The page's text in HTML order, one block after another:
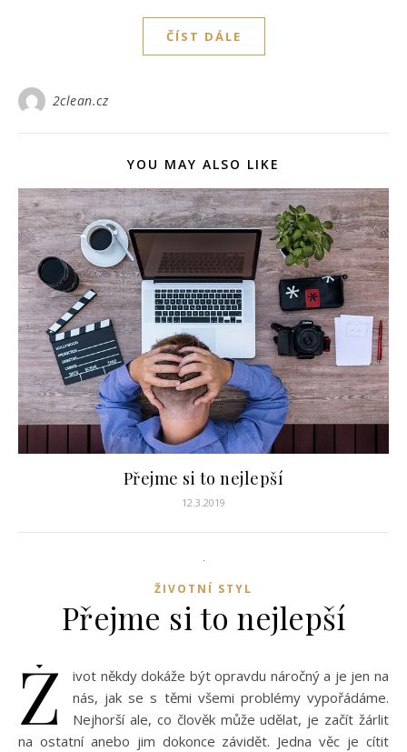
ČÍST DÁLE
2clean.cz
YOU MAY ALSO LIKE
Přejme si to nejlepší
12.3.2019
ŽIVOTNÍ STYL
Přejme si to nejlepší
Ž
ivot někdy dokáže být opravdu náročný a je jen na
nás, jak se s těmi všemi problémy vypořádáme.
Nejhorší ale, co člověk může udělat, je začít žárlit
na ostatní anebo jim dokonce závidět. Jedna věc je cítit